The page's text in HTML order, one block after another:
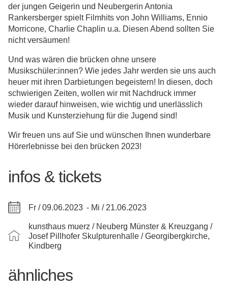
der jungen Geigerin und Neubergerin Antonia
Rankersberger spielt Filmhits von John Williams, Ennio
Morricone, Charlie Chaplin u.a. Diesen Abend sollten Sie
nicht versäumen!
Und was wären die brücken ohne unsere
Musikschüler:innen? Wie jedes Jahr werden sie uns auch
heuer mit ihren Darbietungen begeistern! In diesen, doch
schwierigen Zeiten, wollen wir mit Nachdruck immer
wieder darauf hinweisen, wie wichtig und unerlässlich
Musik und Kunsterziehung für die Jugend sind!
Wir freuen uns auf Sie und wünschen Ihnen wunderbare
Hörerlebnisse bei den brücken 2023!
infos & tickets
Fr / 09.06.2023 - Mi / 21.06.2023
kunsthaus muerz / Neuberg Münster & Kreuzgang /
Josef Pillhofer Skulpturenhalle / Georgibergkirche,
Kindberg
ähnliches